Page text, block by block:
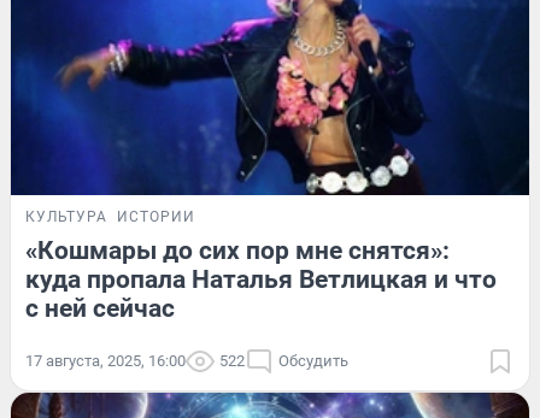
КУЛЬТУРА ИСТОРИИ
«Кошмары до сих пор мне снятся»:
куда пропала Наталья Ветлицкая и что
с ней сейчас
17 августа, 2025, 16:00 522 Обсудить